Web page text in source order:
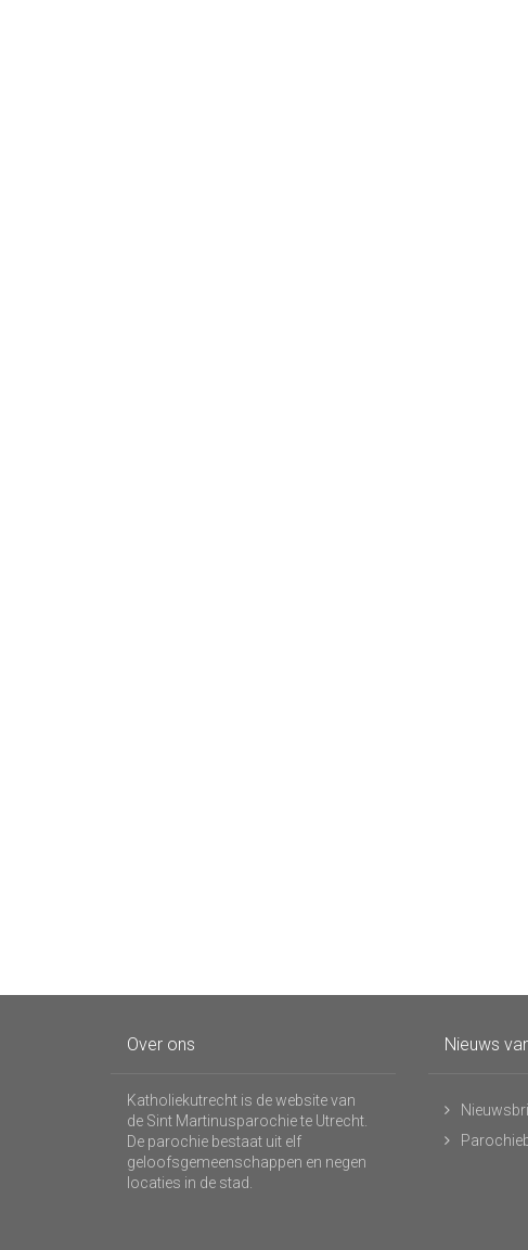
Over ons
Katholiekutrecht is de website van
de Sint Martinusparochie te Utrecht.
De parochie bestaat uit elf
geloofsgemeenschappen en negen
locaties in de stad.
Nieuws